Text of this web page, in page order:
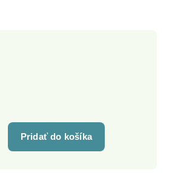
Pridať do košíka